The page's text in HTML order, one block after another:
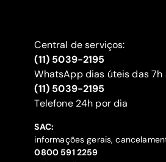
Central de serviços:
(11) 5039-2195
WhatsApp dias úteis das 7h
(11) 5039-2195
‍Telefone 24h por dia
SAC:
informações gerais,
‍0800 591 2259